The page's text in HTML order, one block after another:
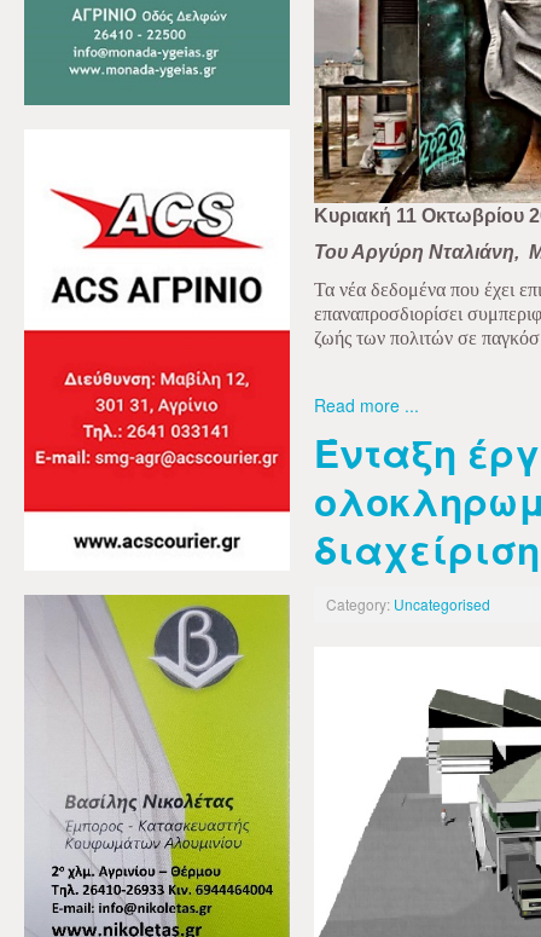
Κυριακή 11 Οκτωβρίου
Του Αργύρη Νταλιάνη,
Τα νέα δεδομένα που έχει
επαναπροσδιορίσει
ζωής των πολιτών σε
Read more ...
Ένταξη
Category: Uncategorised